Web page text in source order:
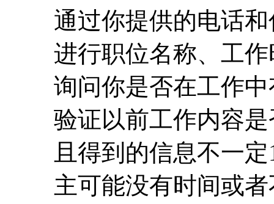
通过你提供的电话
进行职位名称、工
询问你是否在工作
验证以前工作内容
且得到的信息不一
主可能没有时间或